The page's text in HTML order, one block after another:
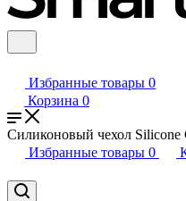
Избранные товары 0
Корзина 0
Силиконовый чехол Silicone
Избранные товары 0